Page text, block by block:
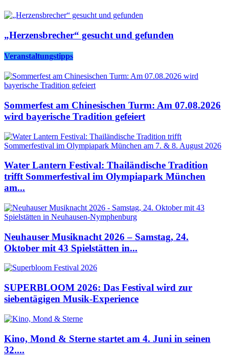
„Herzensbrecher“ gesucht und gefunden
Veranstaltungstipps
Sommerfest am Chinesischen Turm: Am 07.08.2026
wird bayerische Tradition gefeiert
Water Lantern Festival: Thailändische Tradition
trifft Sommerfestival im Olympiapark München
am...
Neuhauser Musiknacht 2026 – Samstag, 24.
Oktober mit 43 Spielstätten in...
SUPERBLOOM 2026: Das Festival wird zur
siebentägigen Musik-Experience
Kino, Mond & Sterne startet am 4. Juni in seinen
32....